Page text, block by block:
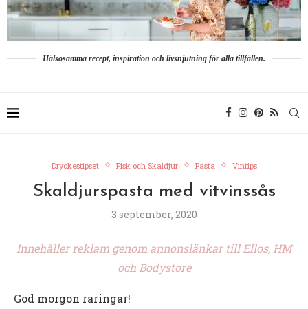
Hälsosamma recept, inspiration och livsnjutning för alla tillfällen.
Dryckestipset Fisk och Skaldjur Pasta Vintips
Skaldjurspasta med vitvinssås
3 september, 2020
Innehåller reklam genom annonslänkar till Ellos, HM
och Bodystore
God morgon raringar!